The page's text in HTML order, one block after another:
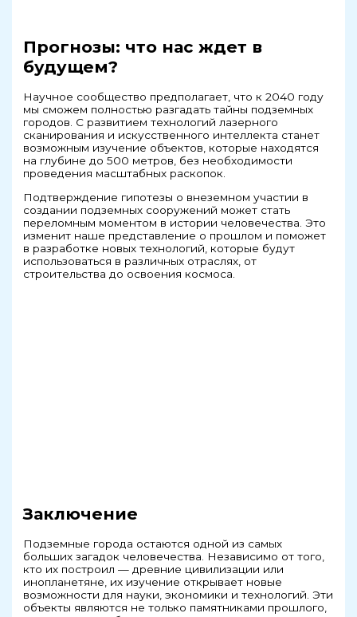
Прогнозы: что нас ждет в
будущем?
Научное сообщество предполагает, что к 2040 году
мы сможем полностью разгадать тайны подземных
городов. С развитием технологий лазерного
сканирования и искусственного интеллекта станет
возможным изучение объектов, которые находятся
на глубине до 500 метров, без необходимости
проведения масштабных раскопок.
Подтверждение гипотезы о внеземном участии в
создании подземных сооружений может стать
переломным моментом в истории человечества. Это
изменит наше представление о прошлом и поможет
в разработке новых технологий, которые будут
использоваться в различных отраслях, от
строительства до освоения космоса.
Заключение
Подземные города остаются одной из самых
больших загадок человечества. Независимо от того,
кто их построил — древние цивилизации или
инопланетяне, их изучение открывает новые
возможности для науки, экономики и технологий. Эти
объекты являются не только памятниками прошлого,